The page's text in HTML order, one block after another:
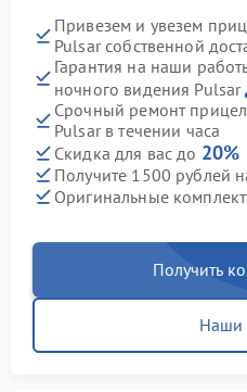
Привезем и увезем
Pulsar собственной
Гарантия на наши
ночного видения Pulsar
Срочный ремонт
Pulsar в течении часа
Скидка для вас до 20%
Получите 1500 рублей
Оригинальные
Получить
Наши